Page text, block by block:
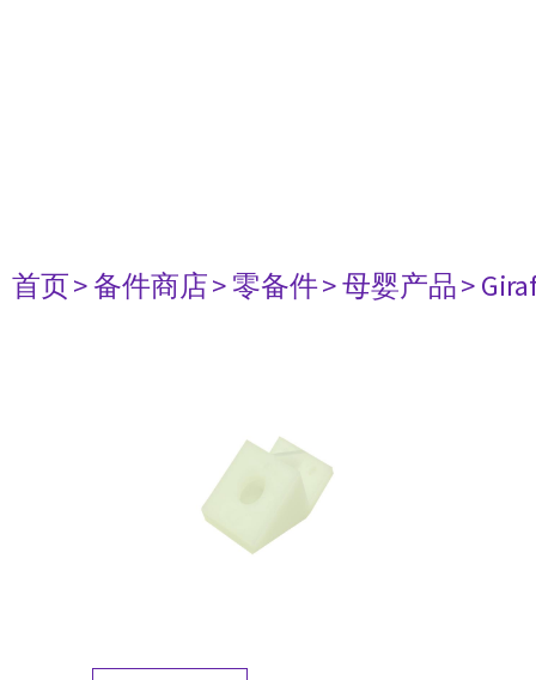
首页> 备件商店> 零备件> 母婴产品>